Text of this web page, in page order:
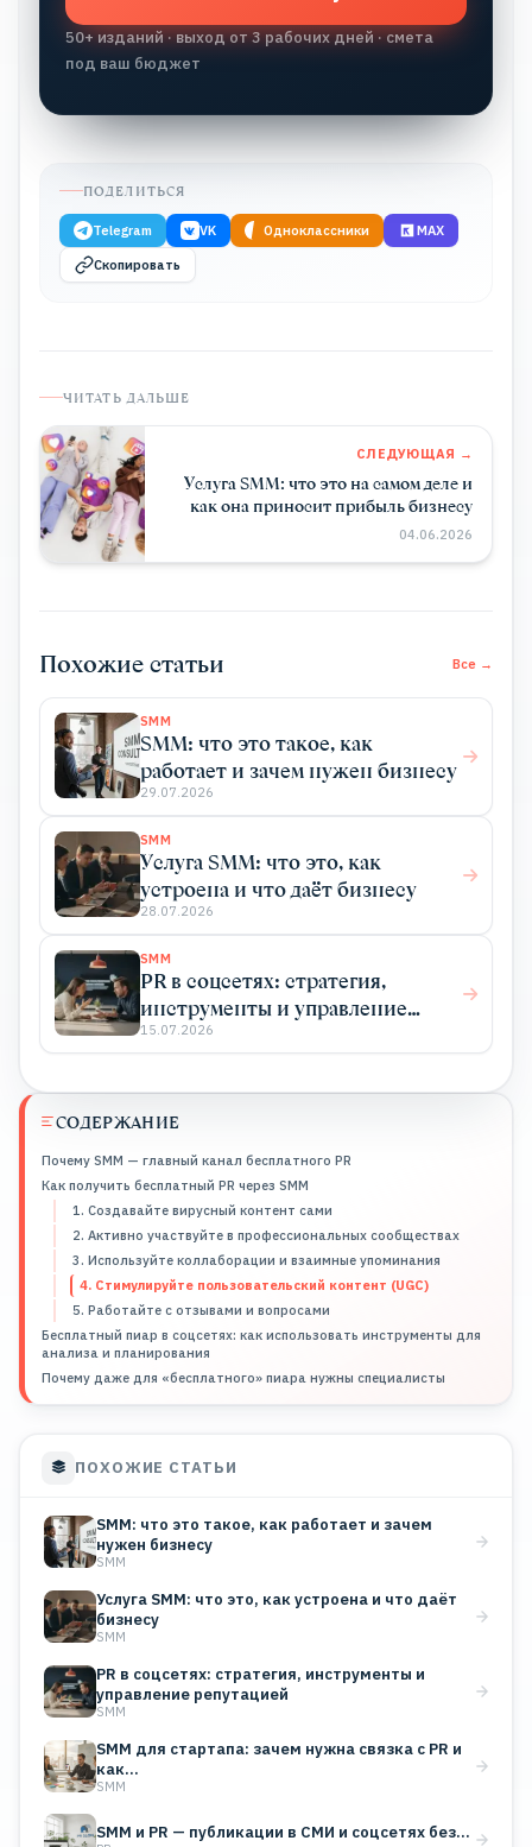
СОДЕРЖАНИЕ
Почему SMM — главный канал бесплатного PR
Как получить бесплатный PR через SMM
1. Создавайте вирусный контент сами
2. Активно участвуйте в профессиональных сообществах
3. Используйте коллаборации и взаимные упоминания
4. Стимулируйте пользовательский контент (UGC)
5. Работайте с отзывами и вопросами
Бесплатный пиар в соцсетях: как использовать инструменты для
анализа и планирования
Почему даже для «бесплатного» пиара нужны специалисты
ПОХОЖИЕ СТАТЬИ
SMM: что это такое, как работает и зачем
нужен бизнесу
SMM
Услуга SMM: что это, как устроена и что даёт
бизнесу
SMM
PR в соцсетях: стратегия, инструменты и
управление репутацией
SMM
SMM для стартапа: зачем нужна связка с PR и
как…
SMM
SMM и PR — публикации в СМИ и соцсетях без…
50+ изданий · выход от 3 рабочих дней · смета
под ваш бюджет
ПОДЕЛИТЬСЯ
Telegram VK Одноклассники MAX
Скопировать
ЧИТАТЬ ДАЛЬШЕ
СЛЕДУЮЩАЯ →
Услуга SMM: что это на самом деле и
как она приносит прибыль бизнесу
04.06.2026
Похожие статьи Все →
SMM
SMM: что это такое, как
работает и зачем нужен бизнесу
29.07.2026
SMM
Услуга SMM: что это, как
устроена и что даёт бизнесу
28.07.2026
SMM
PR в соцсетях: стратегия,
инструменты и управление
репутацией
15.07.2026